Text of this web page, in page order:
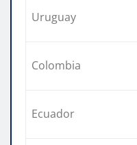
Uruguay
Colombia
Ecuador